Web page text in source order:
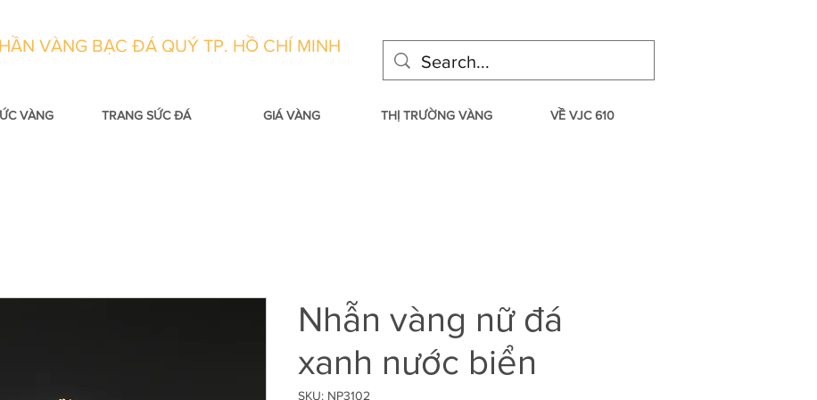
VÀNG BẠC ĐÁ QUÝ TP. HỒ CHÍ MINH
VÀNG TRANG SỨC ĐÁ GIÁ VÀNG THỊ TRƯỜNG VÀNG VỀ VJC 610
Nhẫn vàng nữ đá
xanh nước biển
SKU: NP3102